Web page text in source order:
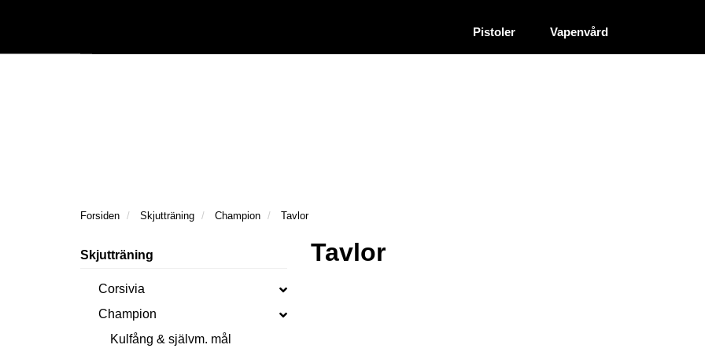
Pistoler Vapenvård
Forsiden Skjutträning Champion Tavlor
Skjutträning
Corsivia
Champion
Kulfång & självm. mål
Tavlor